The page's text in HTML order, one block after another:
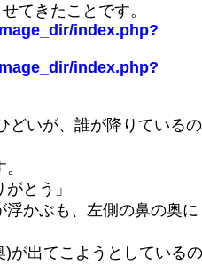
てきたことです。
index.php?
index.php?
どいが、誰が降りているの
とう」
浮かぶも、左側の鼻の奥に
)が出てこようとしているの